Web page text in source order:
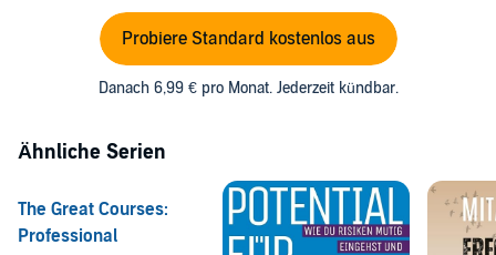
Probiere Standard kostenlos aus
Danach 6,99 € pro Monat. Jederzeit kündbar.
Ähnliche Serien
The Great Courses:
Professional